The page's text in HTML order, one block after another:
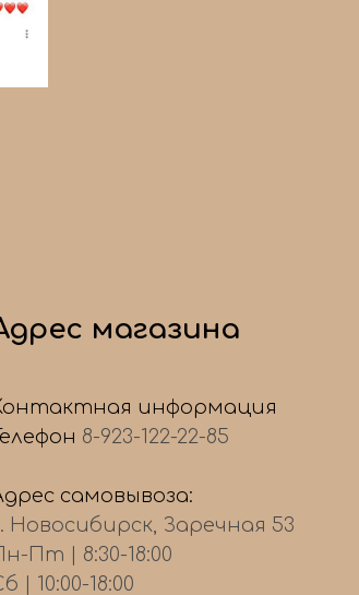
магазина
информация
8-923-122-22-85
самовывоза:
Новосибирск, Заречная 53
Пн-Пт | 8:30-18:00
| 10:00-18:00